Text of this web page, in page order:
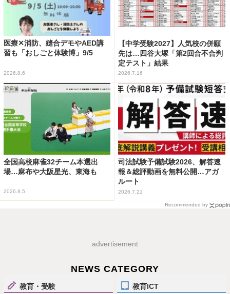
医療✕消防、縫合デモやAED講
習も「おしごと体験博」9/5
2026.8.6
【中学受験2027】人気校の併願
先は…四谷大塚「第2回合不合判
定テスト」結果
2026.7.16
全国高校麻雀32チーム本選出
場…麻布や大阪星光、東海も
2026.8.5
司法試験予備試験2026、解答速
報＆総評動画を無料公開…アガ
ルート
2026.7.21
Recommended by
advertisement
NEWS CATEGORY
教育・受験 教育ICT